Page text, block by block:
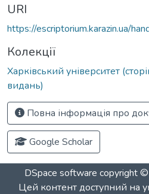
URI
https://escriptorium.karazin.ua/
Колекції
Харківський університет
видань)
Повна інформація про
Google Scholar
DSpace software copyright
Цей контент доступний на